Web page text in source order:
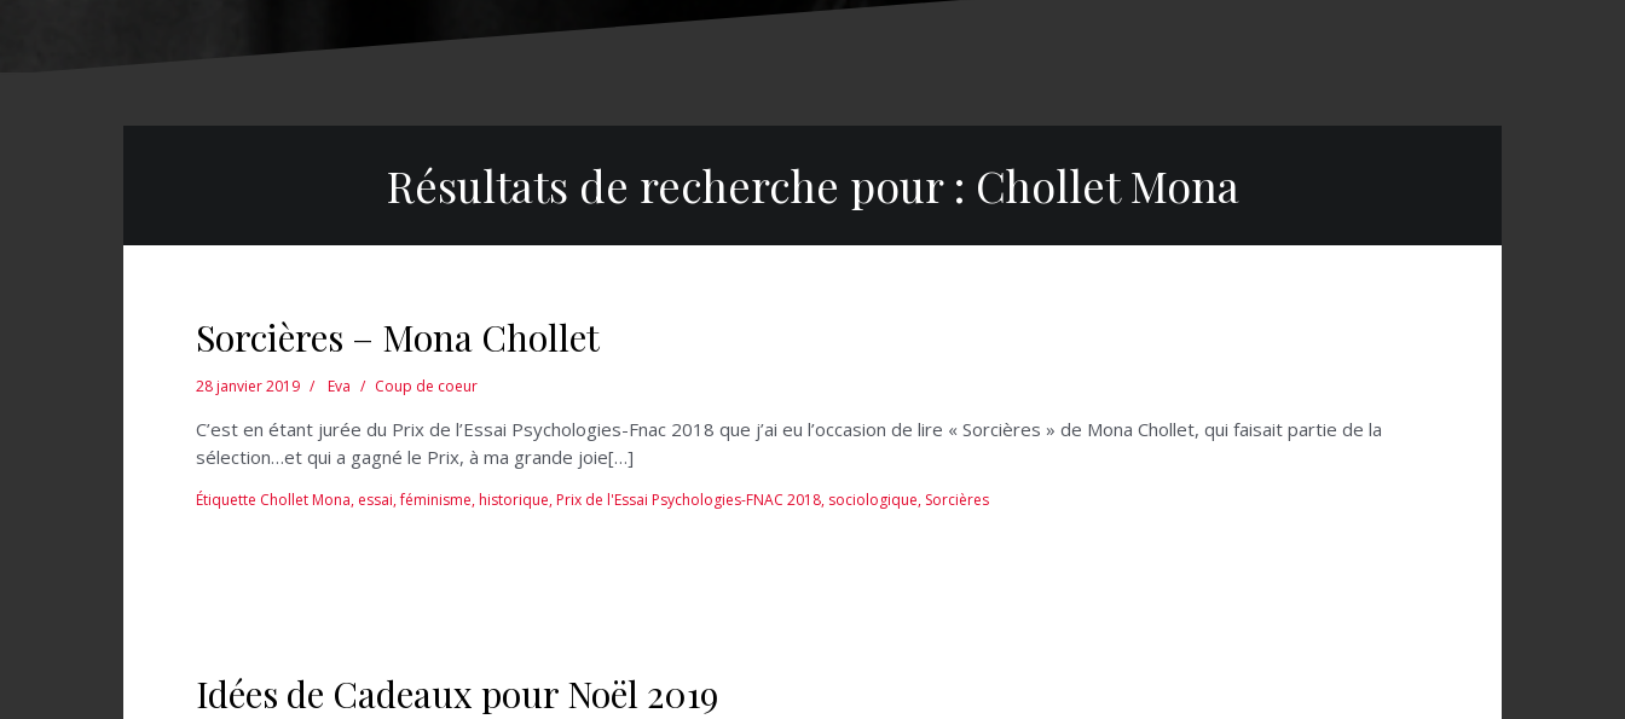
Résultats de recherche pour : Chollet Mona
Sorcières – Mona Chollet
28 janvier 2019 Eva Coup de coeur
C’est en étant jurée du Prix de l’Essai Psychologies-Fnac 2018 que j’ai eu l’occasion de lire « Sorcières » de Mona Chollet, qui faisait partie de la
sélection…et qui a gagné le Prix, à ma grande joie[…]
Étiquette Chollet Mona, essai,féminisme,historique,Prix de l'Essai Psychologies-FNAC 2018, sociologique, Sorcières
Idées de Cadeaux pour Noël 2019